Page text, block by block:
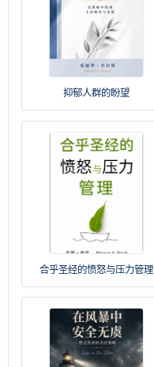
抑郁人群的盼望
合乎圣经的愤怒与压力管理